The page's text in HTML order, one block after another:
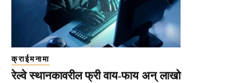
क्राईमनामा
रेल्वे स्थानकावरील फ्री वाय-फाय अन् लाखो